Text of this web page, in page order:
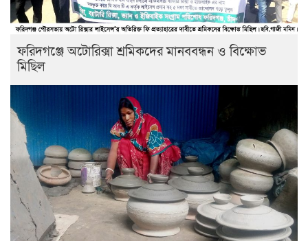
ফরিদগঞ্জে অটোরিক্সা শ্রমিকদের মানববন্ধন ও বিক্ষোভ
মিছিল